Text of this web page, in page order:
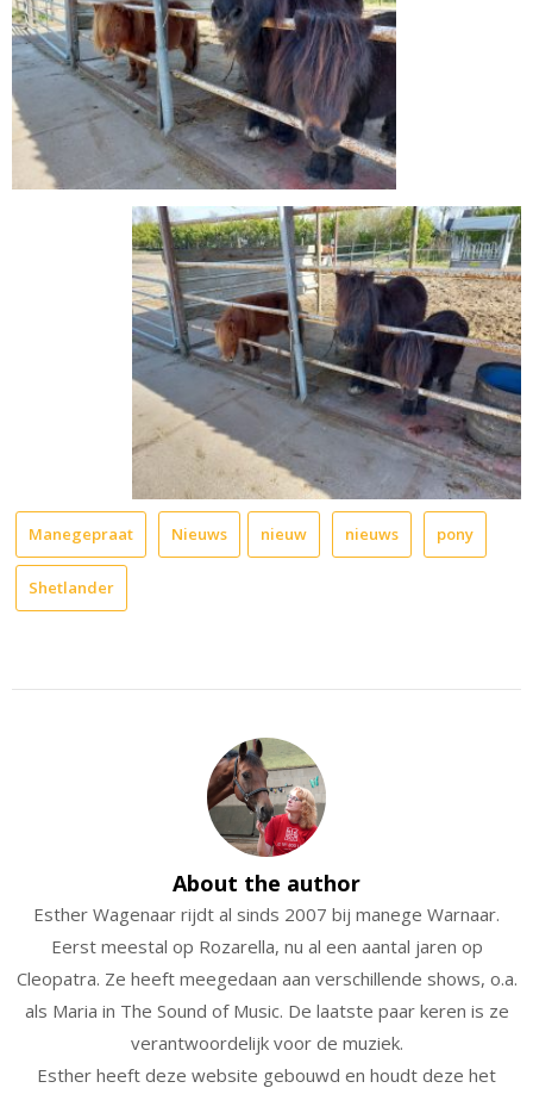
Manegepraat Nieuws nieuw nieuws pony
Shetlander
About the author
Esther Wagenaar rijdt al sinds 2007 bij manege Warnaar.
Eerst meestal op Rozarella, nu al een aantal jaren op
Cleopatra. Ze heeft meegedaan aan verschillende shows, o.a.
als Maria in The Sound of Music. De laatste paar keren is ze
verantwoordelijk voor de muziek.
Esther heeft deze website gebouwd en houdt deze het